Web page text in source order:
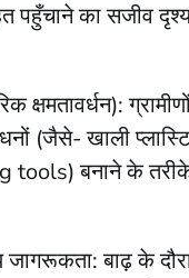
पहुँचाने का सजीव
क्षमतावर्धन):
(जैसे- खाली
बनाने के
जागरूकता: बाढ़ के